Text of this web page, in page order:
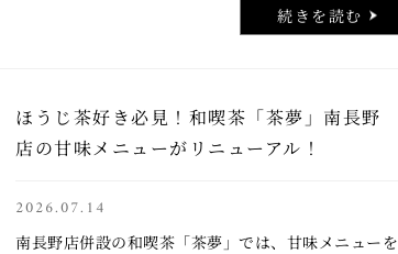
子。 販売日は店舗により異なります。 ＼数量 …..
続きを読む
ほうじ茶好き必見！和喫茶「茶夢」南長野
店の甘味メニューがリニューアル！
2026.07.14
南長野店併設の和喫茶「茶夢」では、甘味メニューを